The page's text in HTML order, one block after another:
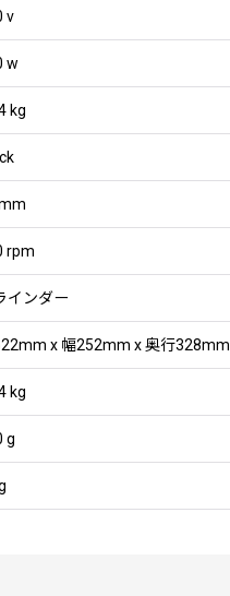
v
w
kg
rpm
インダー
x 幅252mm x 奥行328mm
kg
g